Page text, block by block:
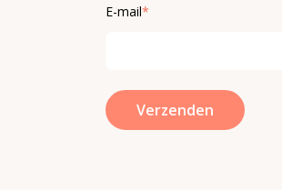
E-mail*